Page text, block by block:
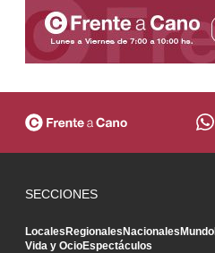
SECCIONES
LocalesRegionalesNacionalesMundo
Vida y OcioEspectáculos